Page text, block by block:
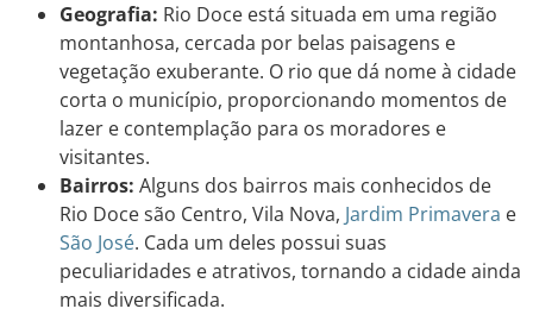
Geografia: Rio Doce está situada em uma região
montanhosa, cercada por belas paisagens e
vegetação exuberante. O rio que dá nome à cidade
corta o município, proporcionando momentos de
lazer e contemplação para os moradores e
visitantes.
Bairros: Alguns dos bairros mais conhecidos de
Rio Doce são Centro, Vila Nova, Jardim Primavera e
São José. Cada um deles possui suas
peculiaridades e atrativos, tornando a cidade ainda
mais diversificada.